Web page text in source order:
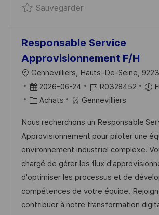
N C
G
E
S
T
E
SauvegarderSauvegarder
Responsable Service
Approvisionnement F/H
L
O
C
L
I
S
A
T
I
O
Gennevilliers, Hauts-De-Seine,
D
A
E
D
’
A
F
F
I
2026-06-24
R
É
É
R
E
N
C
E
D
R0328452
C
T
É
G
O
R
I
E
Achats Gennevilliers
Nous recherchons un Responsable
Approvisionnement pour piloter une
environnement industriel complexe.
chargé de gérer les flux
d'optimiser les processus et de
compétences de votre équipe.
contribuer à notre transformation